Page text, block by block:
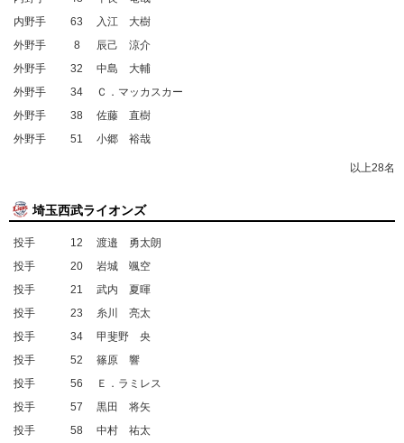
内野手
63
入江 大樹
外野手
8
辰己 涼介
外野手
32
中島 大輔
外野手
34
Ｃ．マッカスカー
外野手
38
佐藤 直樹
外野手
51 小郷 裕哉
以上28名
埼玉西武ライオンズ
投手 12
渡邉 勇太朗
投手
20
岩城 颯空
投手
21
武内 夏暉
投手
23
糸川 亮太
投手
34
甲斐野 央
投手
52
篠原 響
投手
56
Ｅ．ラミレス
投手
57
黒田 将矢
投手
58
中村 祐太